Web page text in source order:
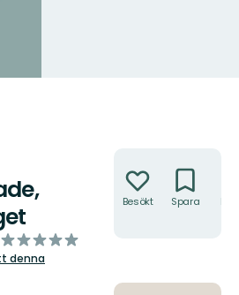
av
denna
Besökt Spara